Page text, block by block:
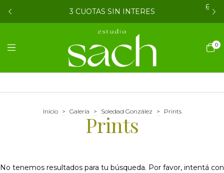
3 CUOTAS SIN INTERES 6
0
Inicio > Galería > Soledad González > Prints
Prints
No tenemos resultados para tu búsqueda. Por favor, intentá con